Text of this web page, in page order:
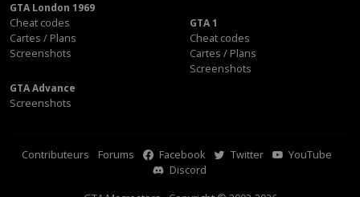
GTA London 1969
Cheat codes
Cartes / Plans
Screenshots
GTA 1
Cheat codes
Cartes / Plans
Screenshots
GTA Advance
Screenshots
Contributeurs Forums Facebook Twitter
YouTube
Discord